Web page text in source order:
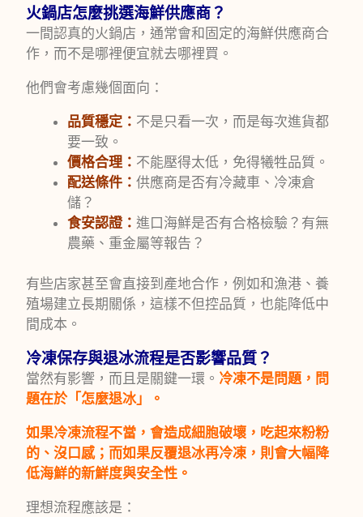
火鍋店怎麼挑選海鮮供應商？
一間認真的火鍋店，通常會和固定的海鮮供應商合
作，而不是哪裡便宜就去哪裡買。
他們會考慮幾個面向：
品質穩定： 不是只看一次，而是每次進貨都
要一致。
價格合理： 不能壓得太低，免得犧牲品質。
配送條件：供應商是否有冷藏車、冷凍倉
儲？
食安認證：進口海鮮是否有合格檢驗？有無
農藥、重金屬等報告？
有些店家甚至會直接到產地合作，例如和漁港、養
殖場建立長期關係，這樣不但控品質，也能降低中
間成本。
冷凍保存與退冰流程是否影響品質？
當然有影響，而且是關鍵一環。 冷凍不是問題，問
題在於「怎麼退冰」。
如果冷凍流程不當，會造成細胞破壞，吃起來粉粉
的、沒口感；而如果反覆退冰再冷凍，則會大幅降
低海鮮的新鮮度與安全性。
理想流程應該是：